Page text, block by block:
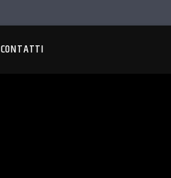
CONTATTI